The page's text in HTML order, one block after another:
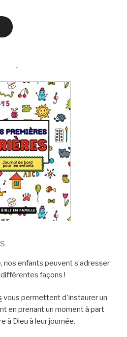
-
nos enfants peuvent s’adresser
façons !
vous permettent d'instaurer un
en prenant un moment à part
à Dieu à leur journée.